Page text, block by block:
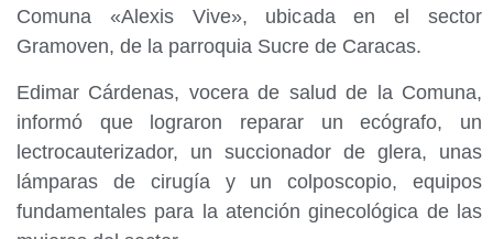
Comuna «Alexis Vive», ubicada en el sector
Gramoven, de la parroquia Sucre de Caracas.
Edimar Cárdenas, vocera de salud de la Comuna,
informó que lograron reparar un ecógrafo, un
lectrocauterizador, un succionador de glera, unas
lámparas de cirugía y un colposcopio, equipos
fundamentales para la atención ginecológica de las